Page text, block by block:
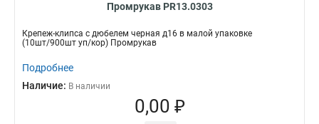
Промрукав PR13.0303
Крепеж-клипса с дюбелем черная д16 в малой упаковке
(10шт/900шт уп/кор) Промрукав
Подробнее
Наличие: В наличии
0,00 ₽